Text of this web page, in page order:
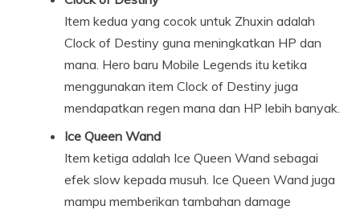
Item kedua yang cocok untuk Zhuxin adalah
Clock of Destiny guna meningkatkan HP dan
mana. Hero baru Mobile Legends itu ketika
menggunakan item Clock of Destiny juga
mendapatkan regen mana dan HP lebih banyak.
Ice Queen Wand
Item ketiga adalah Ice Queen Wand sebagai
efek slow kepada musuh. Ice Queen Wand juga
mampu memberikan tambahan damage